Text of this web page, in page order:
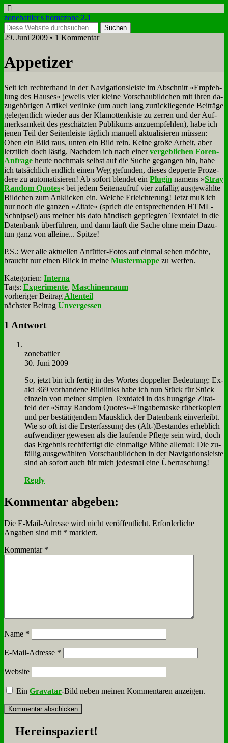
zonebattler's homezone 2.1
29. Juni 2009 • 1 Kommentar
Ap­pe­ti­zer
Seit ich recht­erhand in der Na­vi­ga­ti­ons­lei­ste im Ab­schnitt »Emp­feh­
lung des Hau­ses« je­weils vier klei­ne Vor­schau­bild­chen mit ih­ren da­
zu­ge­hö­ri­gen Ar­ti­kel ver­lin­ke (um auch lang zu­rück­lie­gen­de Bei­trä­ge
ge­le­gent­lich wie­der aus der Kla­mot­ten­ki­ste zu zer­ren und der Auf­
merk­sam­keit des ge­schätz­ten Pu­bli­kums an­zu­emp­feh­len), ha­be ich
je­nen Teil der Sei­ten­lei­ste täg­lich ma­nu­ell ak­tua­li­sie­ren müs­sen:
Oben ein Bild raus, un­ten ein Bild rein. Kei­ne gro­ße Ar­beit, aber
letzt­lich doch lä­stig. Nach­dem ich nach ei­nerver­geb­li­chen Fo­ren-
An­fra­ge heu­te noch­mals selbst auf die Su­che ge­gan­gen bin, ha­be
ich tat­säch­lich end­lich ei­nen Weg ge­fun­den, die­ses dep­per­te Pro­ze­
de­re zu au­to­ma­ti­sie­ren! Ab so­fort blen­det ein Plug­in na­mens »Stray
Ran­dom Quo­tes« bei je­dem Sei­ten­auf­ruf vier zu­fäl­lig aus­ge­wähl­te
Bild­chen zum An­klicken ein. Wel­che Er­leich­te­rung! Jetzt muß ich
nur noch die gan­zen »Zi­ta­te« (sprich die ent­spre­chen­den HTML-
Schnip­sel) aus mei­ner bis da­to hän­disch ge­pfleg­ten Text­da­tei in die
Da­ten­bank über­füh­ren, und dann läuft die Sa­che oh­ne mein Da­zu­
tun ganz von al­lei­ne... Spit­ze!
P.S.: Wer al­le ak­tu­el­len An­füt­ter-Fo­tos auf ein­mal se­hen möch­te,
braucht nur ei­nen Blick in mei­ne Mu­ster­map­pe zu wer­fen.
Kategorien: Interna
Tags: Experimente, Maschinenraum
vorheriger Beitrag Altenteil
nächster Beitrag Unvergessen
1 Antwort
zone­batt­ler
30. Juni 2009
So, jetzt bin ich fer­tig in des Wor­tes dop­pel­ter Be­deu­tung: Ex­
akt 369 vor­han­de­ne Bild­links ha­be ich nun Stück für Stück
ein­zeln von mei­ner simp­len Text­da­tei in das hung­ri­ge Zi­tat­
feld der »Stray Ran­dom Quotes«-Eingabemaske rü­ber­ko­piert
und per be­stä­ti­gen­dem Maus­klick der Da­ten­bank ein­ver­leibt.
Wie so oft ist die Erst­erfas­sung des (Alt-)Bestandes er­heb­lich
auf­wen­di­ger ge­we­sen als die lau­fen­de Pfle­ge sein wird, doch
das Er­geb­nis recht­fer­tigt die ein­ma­li­ge Mü­he al­le­mal: Die zu­
fäl­lig aus­ge­wähl­ten Vor­schau­bild­chen in der Na­vi­ga­ti­ons­lei­ste
sind ab so­fort auch für mich je­des­mal ei­ne Über­ra­schung!
Reply
Kommentar abgeben:
Die E-Mail-Adresse wird nicht veröffentlicht. Erforderliche
Angaben sind mit * markiert.
Kommentar *
Name *
E-Mail-Adresse *
Website
EinGravatar-Bild neben meinen Kommentaren anzeigen.
Her­ein­spa­ziert!